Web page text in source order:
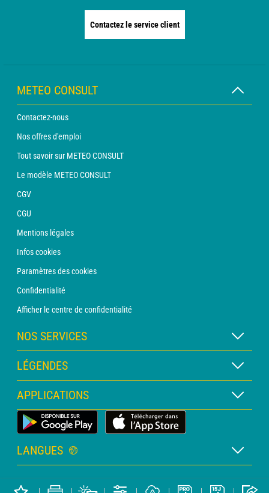
Contactez le service client
METEO CONSULT
Contactez-nous
Nos offres d'emploi
Tout savoir sur METEO CONSULT
Le modèle METEO CONSULT
CGV
CGU
Mentions légales
Infos cookies
Paramètres des cookies
Confidentialité
Afficher le centre de confidentialité
NOS SERVICES
Abonnement METEO Xpert
Abonnement METEO PRO
Consultation avec un prévisionniste
Bulletin PRO
LÉGENDES
Légende des cartes
Légende des pictogrammes
Glossaire
APPLICATIONS
Application Météo Terrestre
LANGUES
Copyright METEO CONSULT © 2026